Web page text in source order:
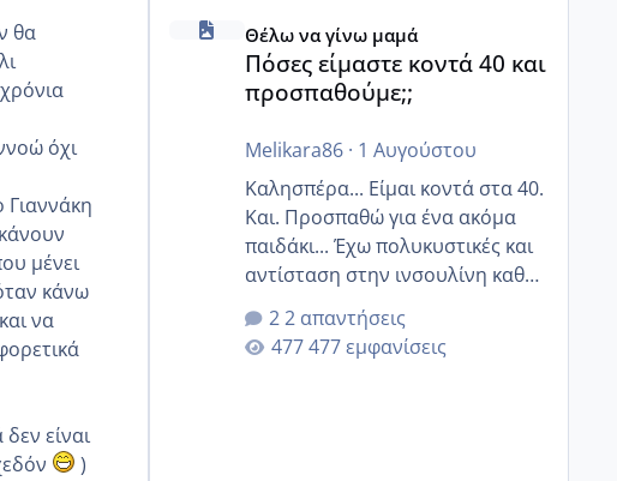
θα
όχι
Γιαννάκη
μένει
κάνω
να
είναι
)
Πόσες είμαστε κοντά 40 και προσπαθούμε;;
Θέλω να γίνω μαμά
Πόσες είμαστε κοντά 40 και
προσπαθούμε;;
Melikara86· 1 Αυγούστου
Καλησπέρα... Είμαι κοντά στα 40.
Και. Προσπαθώ για ένα ακόμα
παιδάκι... Έχω πολυκυστικές και
αντίσταση στην ινσουλίνη καθώς
και χάσιμοτο! Έχω λίγα κιλά
παραπάνω και όσο κ αν
προσπαθώ δεν χάνω εύκολα!
2 απαντήσεις
477 εμφανίσεις